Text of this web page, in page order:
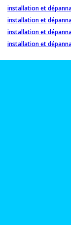
installation et
installation et
installation et
installation et